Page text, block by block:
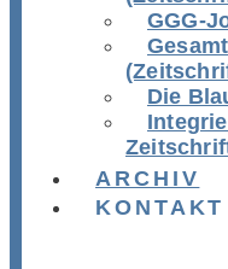
GGG-
Die
ARCHIV
KONTAKT